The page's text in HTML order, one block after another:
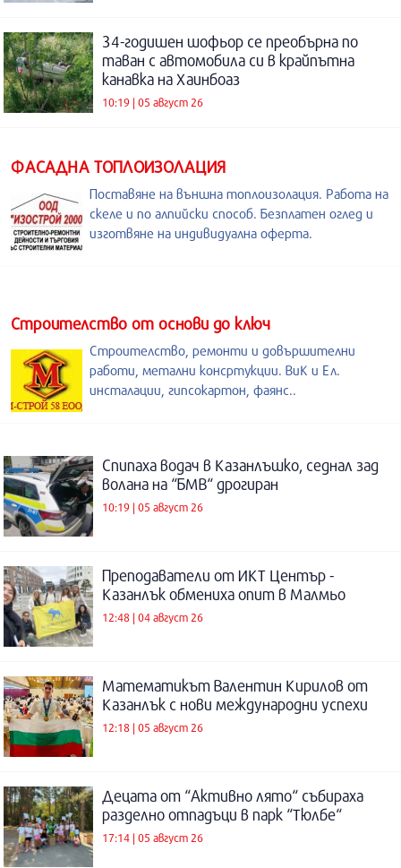
34-годишен шофьор се преобърна по
таван с автомобила си в крайпътна
канавка на Хаинбоаз
10:19 | 05 август 26
ФАСАДНА ТОПЛОИЗОЛАЦИЯ
Поставяне на външна топлоизолация. Работа на
скеле и по алпийски способ. Безплатен оглед и
изготвяне на индивидуална оферта.
Строителство от основи до ключ
Строителство, ремонти и довършителни
работи, метални консртукции. ВиК и Ел.
инсталации, гипсокартон, фаянс..
Спипаха водач в Казанлъшко, седнал зад
волана на “БМВ“ дрогиран
10:19 | 05 август 26
Преподаватели от ИКТ Център -
Казанлък обмениха опит в Малмьо
12:48 | 04 август 26
Математикът Валентин Кирилов от
Казанлък с нови международни успехи
12:18 | 05 август 26
Децата от “Активно лято“ събираха
разделно отпадъци в парк “Тюлбе“
17:14 | 05 август 26